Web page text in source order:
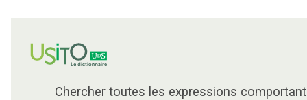
Chercher toutes les expressions